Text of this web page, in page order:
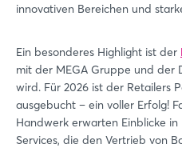
innovativen Bereichen und
Ein besonderes Highlight ist der
mit der MEGA Gruppe und der
wird. Für 2026 ist der Retailers
ausgebucht – ein voller Erfolg!
Handwerk erwarten Einblicke
Services, die den Vertrieb von